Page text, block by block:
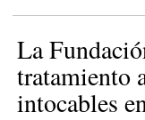
La
tratamiento
intocables